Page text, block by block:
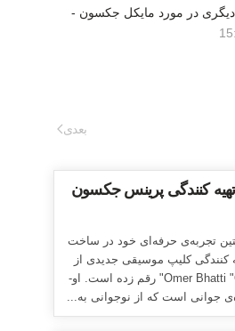
دیگری در مورد مایکل جکسون -
بعدی
کنندگی پرینس جکسون
تجربه‌ی حرفه‌ای خود در ساخت
کنندگی کلیپ موسیقی جدیدی از
خواننده‌ی رپ Omer Bhatti "O-Bee" رقم زده است. او-
جوانی است که از نوجوانی به...